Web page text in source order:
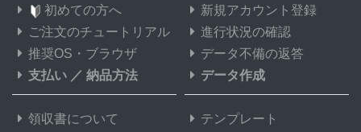
初めての方へ
ご注文のチュートリアル
推奨OS・ブラウザ
新規アカウント登録
進行状況の確認
データ不備の返答
支払い ／ 納品方法
領収書について
データ作成
テンプレート